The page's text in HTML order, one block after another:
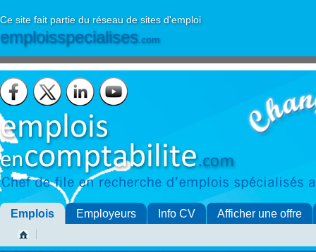
Ce site fait partie du réseau de sites d'emploi
emploisspecialises.com
Emplois Employeurs Info CV Afficher une offre